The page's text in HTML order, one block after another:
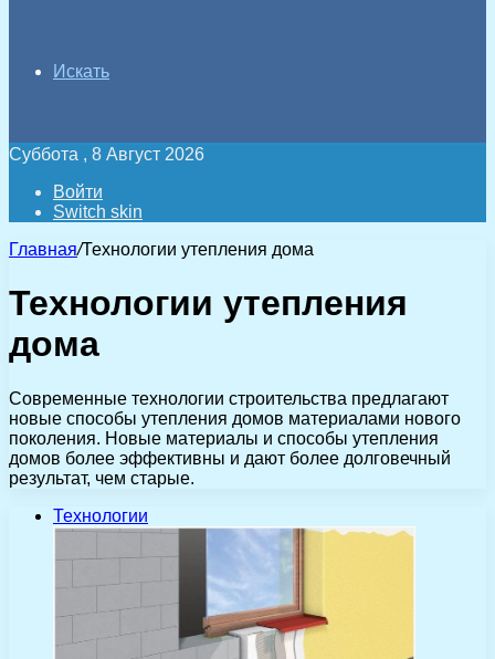
Искать
Суббота , 8 Август 2026
Войти
Switch skin
Главная/Технологии утепления дома
Технологии утепления
дома
Современные технологии строительства предлагают
новые способы утепления домов материалами нового
поколения. Новые материалы и способы утепления
домов более эффективны и дают более долговечный
результат, чем старые.
Технологии